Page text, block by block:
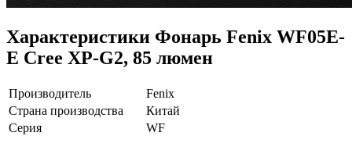
Характеристики Фонарь Fenix WF05E-
E Cree XP-G2, 85 люмен
Производитель
Fenix
Страна производства
Китай
Серия
WF